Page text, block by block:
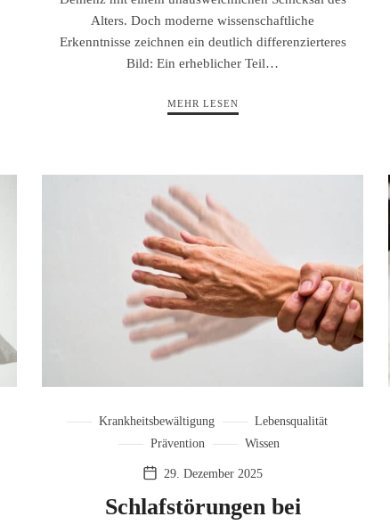
Alters. Doch moderne wissenschaftliche
Erkenntnisse zeichnen ein deutlich differenzierteres
Bild: Ein erheblicher Teil…
MEHR LESEN
Krankheitsbewältigung
Lebensqualität
Prävention
Wissen
29. Dezember 2025
Schlafstörungen bei